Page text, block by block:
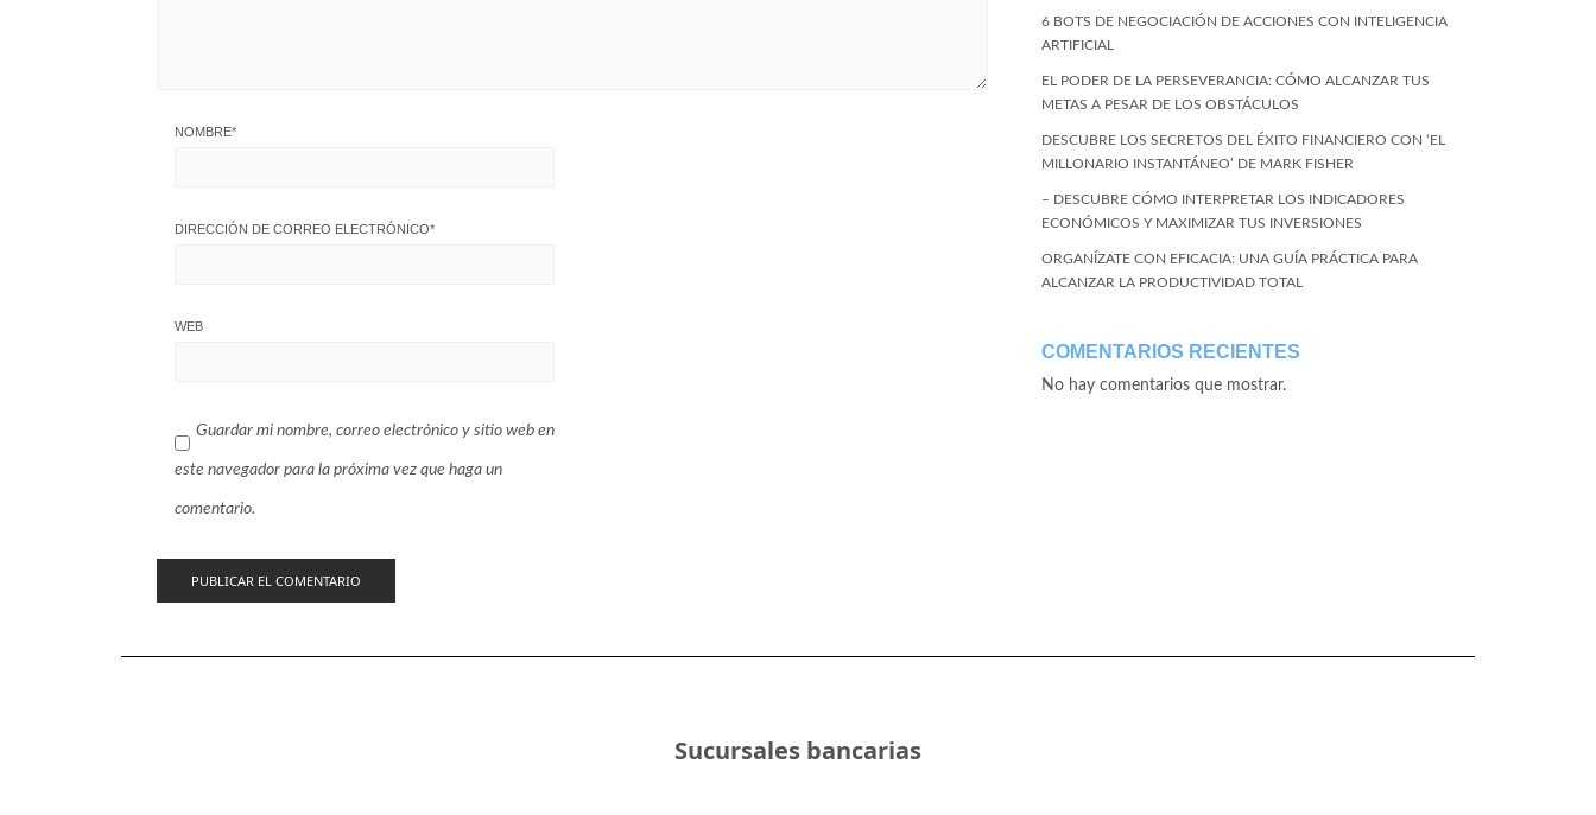
NOMBRE*
DIRECCIÓN DE CORREO ELECTRÓNICO*
WEB
Guardar mi nombre, correo electrónico y sitio web en
este navegador para la próxima vez que haga un
comentario.
6 BOTS DE NEGOCIACIÓN DE ACCIONES CON INTELIGENCIA
ARTIFICIAL
EL PODER DE LA PERSEVERANCIA: CÓMO ALCANZAR TUS
METAS A PESAR DE LOS OBSTÁCULOS
DESCUBRE LOS SECRETOS DEL ÉXITO FINANCIERO CON ‘EL
MILLONARIO INSTANTÁNEO’ DE MARK FISHER
– DESCUBRE CÓMO INTERPRETAR LOS INDICADORES
ECONÓMICOS Y MAXIMIZAR TUS INVERSIONES
ORGANÍZATE CON EFICACIA: UNA GUÍA PRÁCTICA PARA
ALCANZAR LA PRODUCTIVIDAD TOTAL
COMENTARIOS RECIENTES
No hay comentarios que mostrar.
Sucursales bancarias